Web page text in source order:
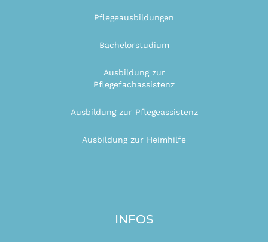
Pflegeausbildungen
Bachelorstudium
Ausbildung zur
Pflegefachassistenz
Ausbildung zur Pflegeassistenz
Ausbildung zur Heimhilfe
INFOS